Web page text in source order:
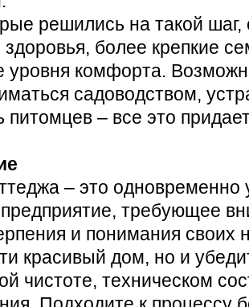
решились на такой шаг,
более крепкие
комфорта.
садоводством,
питомцев – все это
– это одновременно
требующее
и понимания своих
красивый дом, но и
чистоте, техническом